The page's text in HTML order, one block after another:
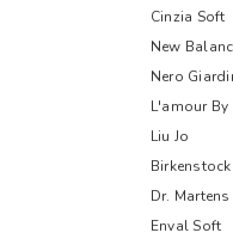
Cinzia Soft
New
Nero
L'amour
Liu Jo
Birkenstock
Dr. Martens
Enval Soft